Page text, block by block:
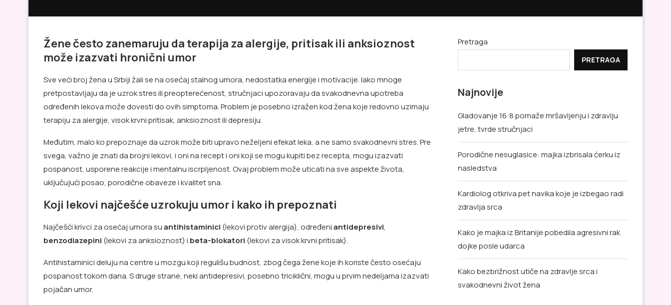
Žene često zanemaruju da terapija za alergije, pritisak ili anksioznost
može izazvati hronični umor
Sve veći broj žena u Srbiji žali se na osećaj stalnog umora, nedostatka energije i motivacije. Iako mnoge
pretpostavljaju da je uzrok stres ili preopterećenost, stručnjaci upozoravaju da svakodnevna upotreba
određenih lekova može dovesti do ovih simptoma. Problem je posebno izražen kod žena koje redovno uzimaju
terapiju za alergije, visok krvni pritisak, anksioznost ili depresiju.
Međutim, malo ko prepoznaje da uzrok može biti upravo neželjeni efekat leka, a ne samo svakodnevni stres. Pre
svega, važno je znati da brojni lekovi, i oni na recept i oni koji se mogu kupiti bez recepta, mogu izazvati
pospanost, usporene reakcije i mentalnu iscrpljenost. Ovaj problem može uticati na sve aspekte života,
uključujući posao, porodične obaveze i kvalitet sna.
Koji lekovi najčešće uzrokuju umor i kako ih prepoznati
Najčešći krivci za osećaj umora suantihistaminici (lekovi protiv alergija), određeniantidepresivi,
benzodiazepini (lekovi za anksioznost) i beta-blokatori (lekovi za visok krvni pritisak).
Antihistaminici deluju na centre u mozgu koji regulišu budnost, zbog čega žene koje ih koriste često osećaju
pospanost tokom dana. S druge strane, neki antidepresivi, posebno triciklični, mogu u prvim nedeljama izazvati
pojačan umor.
Pretraga
PRETRAGA
Najnovije
Gladovanje 16:8 pomaže mršavljenju i zdravlju
jetre, tvrde stručnjaci
Porodične nesuglasice: majka izbrisala ćerku iz
nasledstva
Kardiolog otkriva pet navika koje je izbegao radi
zdravlja srca
Kako je majka iz Britanije pobedila agresivni rak
dojke posle udarca
Kako bezbrižnost utiče na zdravlje srca i
svakodnevni život žena